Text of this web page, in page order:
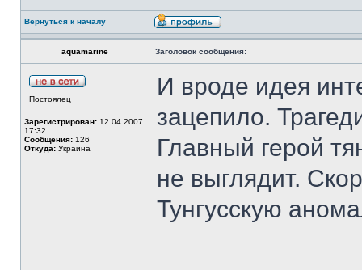
Вернуться к началу
aquamarine Заголовок сообщения:
Постоялец
Зарегистрирован: 12.04.2007
17:32
Сообщения: 126
Откуда: Украина
И вроде идея
зацепило.
Главный герой
не выглядит.
Тунгусскую